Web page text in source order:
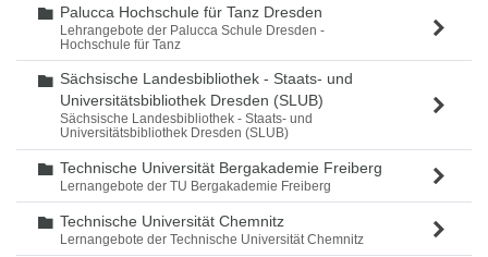
Ordner
Palucca Hochschule für Tanz Dresden
Lehrangebote der Palucca Schule Dresden -
Hochschule für Tanz
Ordner
Sächsische Landesbibliothek - Staats- und
Universitätsbibliothek Dresden (SLUB)
Sächsische Landesbibliothek - Staats- und
Universitätsbibliothek Dresden (SLUB)
Ordner
Technische Universität Bergakademie Freiberg
Lernangebote der TU Bergakademie Freiberg
Ordner
Technische Universität Chemnitz
Lernangebote der Technische Universität Chemnitz